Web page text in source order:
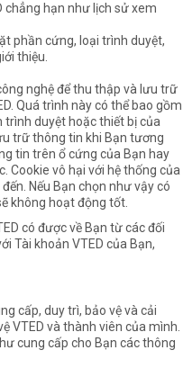
chẳng hạn như lịch sử xem
phần cứng, loại trình duyệt,
thiệu.
nghệ để thu thập và lưu trữ
Quá trình này có thể bao gồm
trình duyệt hoặc thiết bị của
trữ thông tin khi Bạn tương
tin trên ổ cứng của Bạn hay
Cookie vô hại với hệ thống của
Nếu Bạn chọn như vậy có
không hoạt động tốt.
có được về Bạn từ các đối
Tài khoản VTED của Bạn,
cấp, duy trì, bảo vệ và cải
VTED và thành viên của mình.
cung cấp cho Bạn các thông